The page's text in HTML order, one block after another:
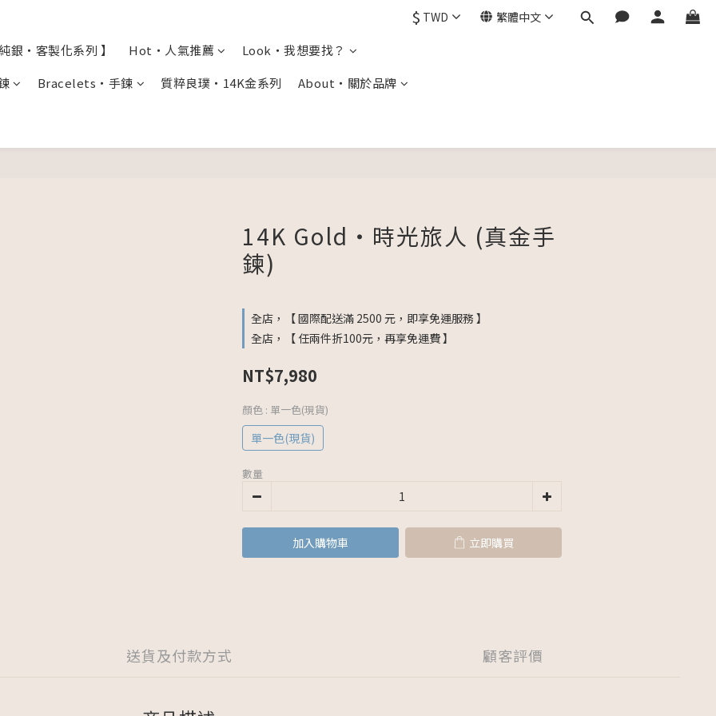
$ TWD 繁體中文
銀・客製化系列 】 Hot・人氣推薦
Look・我想要找？
Bracelets・手鍊 質粹良璞・14K金系列 About・關於品牌
14K Gold・時光旅人 (真金手
鍊)
全店，【 國際配送滿 2500 元，即享免運服務 】
全店，【 任兩件折100元，再享免運費 】
NT$7,980
顏色 : 單一色(現貨)
單一色(現貨)
數量
加入購物車 立即購買
送貨及付款方式 顧客評價